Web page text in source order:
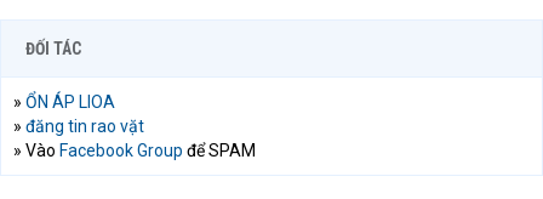
ĐỐI TÁC
» ỔN ÁP LIOA
» đăng tin rao vặt
» Vào Facebook Group để SPAM